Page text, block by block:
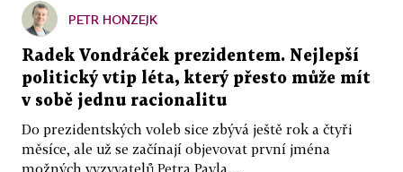
PETR HONZEJK
Radek Vondráček prezidentem. Nejlepší
politický vtip léta, který přesto může mít
v sobě jednu racionalitu
Do prezidentských voleb sice zbývá ještě rok a čtyři
měsíce, ale už se začínají objevovat první jména
možných vyzyvatelů Petra Pavla....